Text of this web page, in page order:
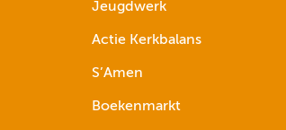
Jeugdwerk
Actie Kerkbalans
S’Amen
Boekenmarkt